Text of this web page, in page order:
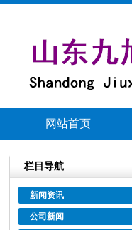
网站首页
栏目导航
新闻资讯
公司新闻